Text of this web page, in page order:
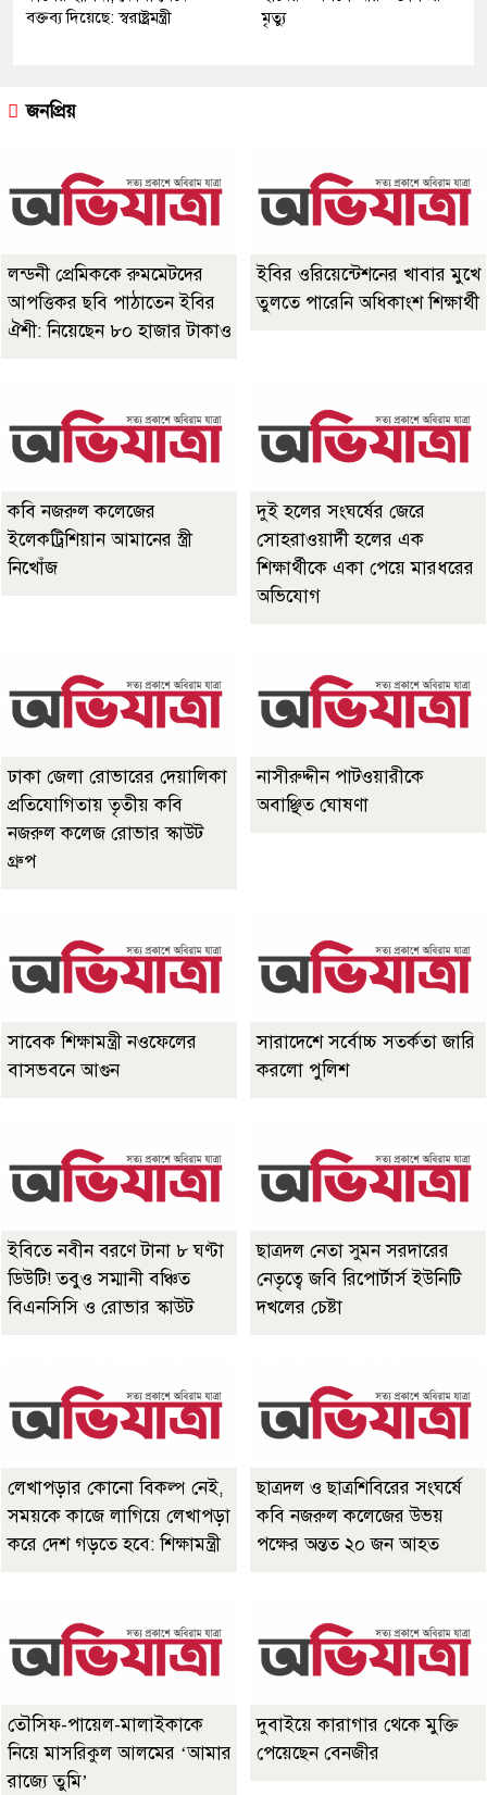
বক্তব্য দিয়েছে: স্বরাষ্ট্রমন্ত্রী
মৃত্যু
জনপ্রিয়
লন্ডনী প্রেমিককে রুমমেটদের
আপত্তিকর ছবি পাঠাতেন ইবির
ঐশী: নিয়েছেন ৮০ হাজার টাকাও
ইবির ওরিয়েন্টেশনের খাবার মুখে
তুলতে পারেনি অধিকাংশ শিক্ষার্থী
কবি নজরুল কলেজের
ইলেকট্রিশিয়ান আমানের স্ত্রী
নিখোঁজ
দুই হলের সংঘর্ষের জেরে
সোহরাওয়ার্দী হলের এক
শিক্ষার্থীকে একা পেয়ে মারধরের
অভিযোগ
ঢাকা জেলা রোভারের দেয়ালিকা
প্রতিযোগিতায় তৃতীয় কবি
নজরুল কলেজ রোভার স্কাউট
গ্রুপ
নাসীরুদ্দীন পাটওয়ারীকে
অবাঞ্ছিত ঘোষণা
সাবেক শিক্ষামন্ত্রী নওফেলের
বাসভবনে আগুন
সারাদেশে সর্বোচ্চ সতর্কতা জারি
করলো পুলিশ
ইবিতে নবীন বরণে টানা ৮ ঘণ্টা
ডিউটি! তবুও সম্মানী বঞ্চিত
বিএনসিসি ও রোভার স্কাউট
ছাত্রদল নেতা সুমন সরদারের
নেতৃত্বে জবি রিপোর্টার্স ইউনিটি
দখলের চেষ্টা
লেখাপড়ার কোনো বিকল্প নেই,
সময়কে কাজে লাগিয়ে লেখাপড়া
করে দেশ গড়তে হবে: শিক্ষামন্ত্রী
ছাত্রদল ও ছাত্রশিবিরের সংঘর্ষে
কবি নজরুল কলেজের উভয়
পক্ষের অন্তত ২০ জন আহত
তৌসিফ-পায়েল-মালাইকাকে
নিয়ে মাসরিকুল আলমের ‘আমার
রাজ্যে তুমি’
দুবাইয়ে কারাগার থেকে মুক্তি
পেয়েছেন বেনজীর